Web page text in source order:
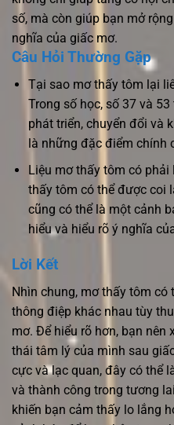
số, mà còn giúp bạn mở
nghĩa của giấc mơ.
Câu Hỏi Thường Gặp
Tại sao mơ thấy tôm lại
Trong số học, số 37 và
phát triển, chuyển đổi và
là những đặc điểm chính
Liệu mơ thấy tôm có
thấy tôm có thể được coi
cũng có thể là một cảnh
hiểu và hiểu rõ ý nghĩa
Lời Kết
Nhìn chung, mơ thấy tôm có
thông điệp khác nhau tùy
mơ. Để hiểu rõ hơn, bạn nên
thái tâm lý của mình sau
cực và lạc quan, đây có thể
và thành công trong tương
khiến bạn cảm thấy lo lắng